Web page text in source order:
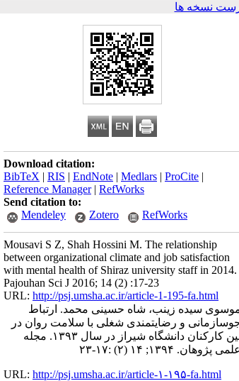
نسخه ها
Download citation:
BibTeX | RIS | EndNote | Medlars | ProCite |
Reference Manager| RefWorks
Send citation to:
Mendeley
Zotero RefWorks
Mousavi S Z, Shah Hossini M. The relationship
between organizational climate and job satisfaction
with mental health of Shiraz university staff in 2014.
Pajouhan Sci J 2016; 14 (2) :17-23
URL: http://psj.umsha.ac.ir/article-1-195-fa.html
سیده زینب، شاه حسینی محمد. ارتباط
و رضایتمندی شغلی با سلامت روان در
بین کارکنان دانشگاه شیراز در سال ۱۳۹۳. مجله
علمی پژوهان. ۱۳۹۴; ۱۴ (۲) :۱۷-۲۳
URL: http://psj.umsha.ac.ir/article-۱-۱۹۵-fa.html